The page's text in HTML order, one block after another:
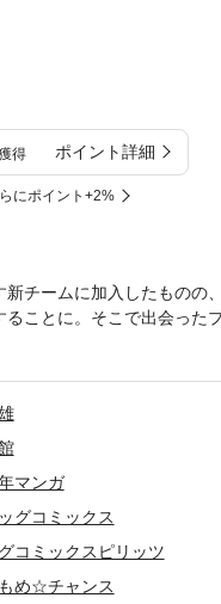
得 ポイント詳細
にポイント+2%
新チームに加入したものの
ることに。そこで出会った
マンガ
グコミックス
コミックスピリッツ
め☆チャンス